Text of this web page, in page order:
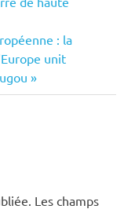
: la
unit
Les champs